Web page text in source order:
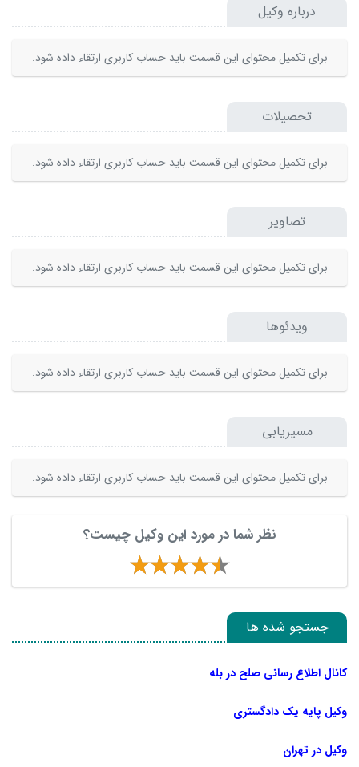
درباره وکیل
برای تکمیل محتوای این قسمت باید حساب کاربری ارتقاء داده شود.
تحصیلات
برای تکمیل محتوای این قسمت باید حساب کاربری ارتقاء داده شود.
تصاویر
برای تکمیل محتوای این قسمت باید حساب کاربری ارتقاء داده شود.
ویدئوها
برای تکمیل محتوای این قسمت باید حساب کاربری ارتقاء داده شود.
مسیریابی
برای تکمیل محتوای این قسمت باید حساب کاربری ارتقاء داده شود.
نظر شما در مورد این وکیل چیست؟
جستجو شده ها
کانال اطلاع رسانی صلح در بله
وکیل پایه یک دادگستری
وکیل در تهران